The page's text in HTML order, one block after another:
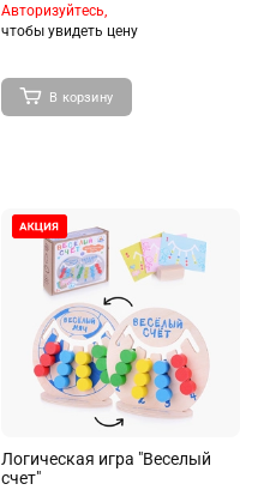
Новогодние товары
Музыкальные
инструменты
Авторизуйтесь,
чтобы увидеть цену
В корзину
Логическая игра "Веселый
счет"